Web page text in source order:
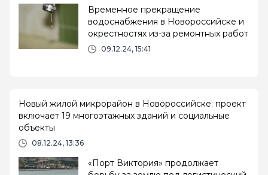
Временное прекращение
водоснабжения в Новороссийске и
окрестностях из-за ремонтных работ
09.12.24, 15:41
Новый жилой микрорайон в Новороссийске: проект
включает 19 многоэтажных зданий и социальные
объекты
08.12.24, 13:36
«Порт Виктория» продолжает